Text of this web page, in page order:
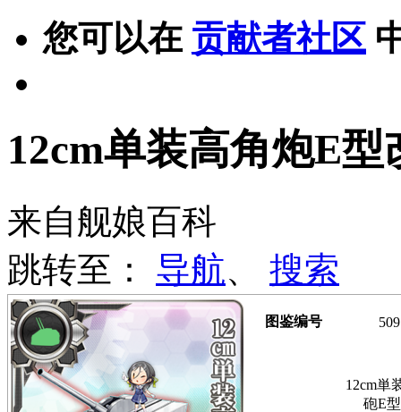
您可以在 贡献者社区
12cm单装高角炮E型
来自舰娘百科
跳转至： 导航、 搜索
图鉴编号 509
12cm単
砲E